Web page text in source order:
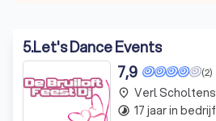
5.Let's Dance Events
(2)
7,9
place
timelapse 17 jaar in bedrijf